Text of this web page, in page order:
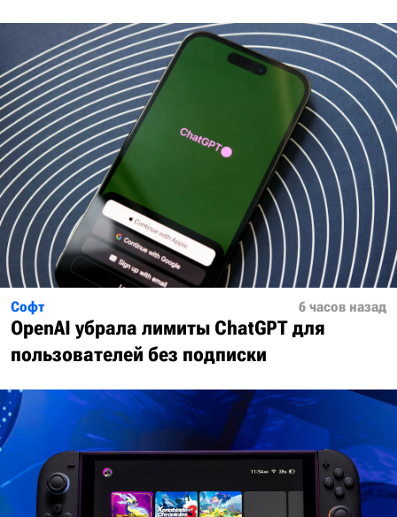
Софт 6 часов назад
OpenAI убрала лимиты ChatGPT для
пользователей без подписки